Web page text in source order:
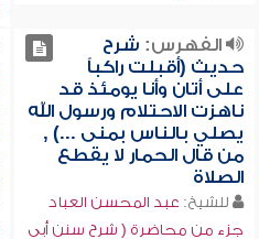
الفهرس: شرح
حديث (أقبلت راكباً
على أتان وأنا يومئذ قد
ناهزت الاحتلام ورسول الله
يصلي بالناس بمنى ...) ,
من قال الحمار لا يقطع
الصلاة
للشيخ: عبد المحسن العباد
جزء من محاضرة ( شرح سنن أبي